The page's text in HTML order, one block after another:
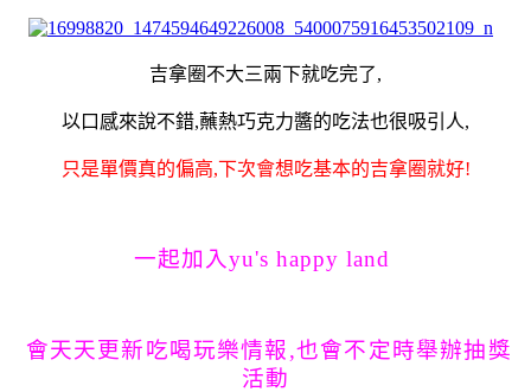
吉拿圈不大三兩下就吃完了,
以口感來說不錯,蘸熱巧克力醬的吃法也很吸引人,
只是單價真的偏高,下次會想吃基本的吉拿圈就好!
一起加入yu's happy land
會天天更新吃喝玩樂情報,也會不定時舉辦抽獎
活動